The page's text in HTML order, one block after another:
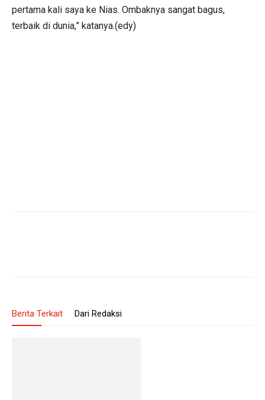
pertama kali saya ke Nias. Ombaknya sangat bagus,
terbaik di dunia,” katanya.(edy)
Berita Terkait Dari Redaksi